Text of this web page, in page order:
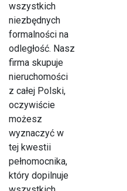
wszystkich
niezbędnych
formalności na
odległość. Nasz
firma skupuje
nieruchomości
z całej Polski,
oczywiście
możesz
wyznaczyć w
tej kwestii
pełnomocnika,
który dopilnuje